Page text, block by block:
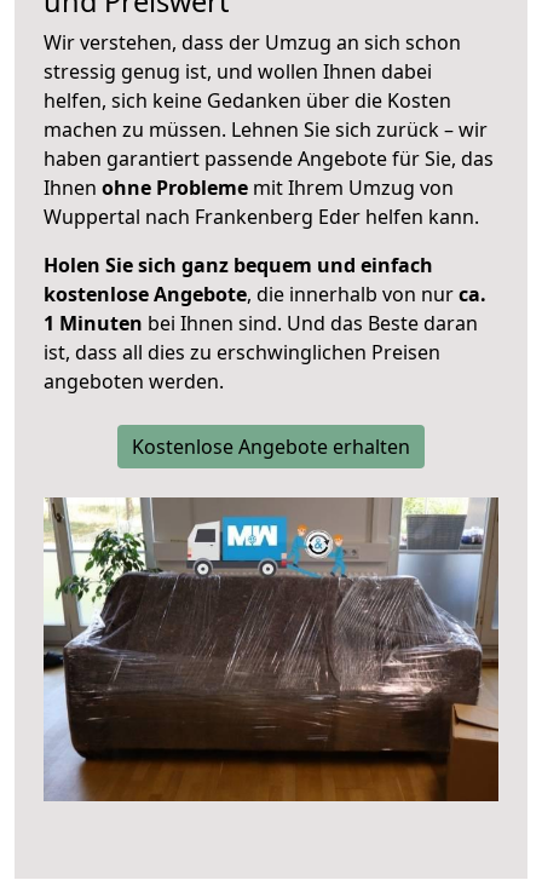
Wir verstehen, dass der Umzug an sich schon
stressig genug ist, und wollen Ihnen dabei
helfen, sich keine Gedanken über die Kosten
machen zu müssen. Lehnen Sie sich zurück – wir
haben garantiert passende Angebote für Sie, das
Ihnen ohne Probleme mit Ihrem Umzug von
Wuppertal nach Frankenberg Eder helfen kann.
Holen Sie sich ganz bequem und einfach
kostenlose Angebote, die innerhalb von nurca.
1 Minuten bei Ihnen sind. Und das Beste daran
ist, dass all dies zu erschwinglichen Preisen
angeboten werden.
Kostenlose Angebote erhalten